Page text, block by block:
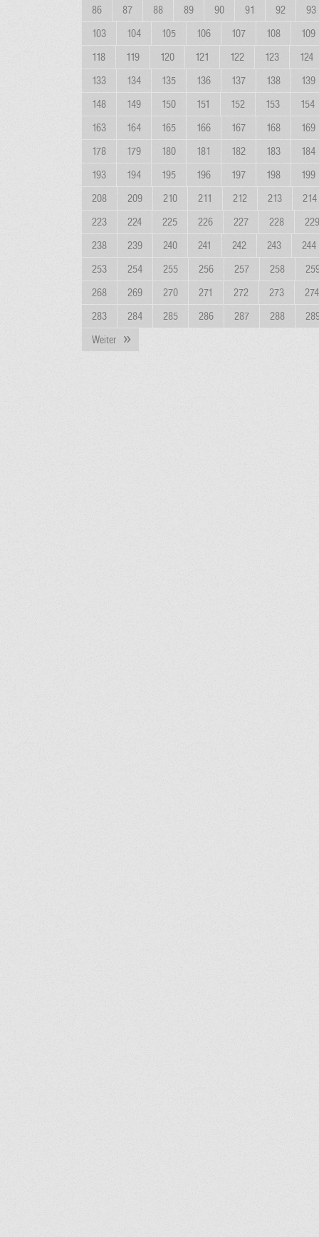
86 87 88 89 90 91 92
93
103
104 105 106 107 108
109
118
119 120 121 122 123
124
133
134 135 136 137 138
139
148
149 150 151 152 153
154
163
164 165 166 167 168
169
178
179 180 181 182 183
184
193
194 195 196 197 198
199
208
209 210 211 212 213
214
223
224 225 226 227 228
229
238
239 240 241 242 243
244
253
254 255 256 257 258
268
269 270 271 272 273
274
283
284 285 286 287 288
Weiter